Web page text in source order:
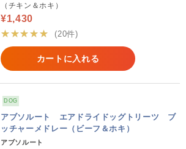
（チキン＆ホキ）
¥1,430
★★★★★
(20件)
カートに入れる
DOG
アブソルート エアドライドッグトリーツ ブ
ッチャーメドレー（ビーフ＆ホキ）
アブソルート